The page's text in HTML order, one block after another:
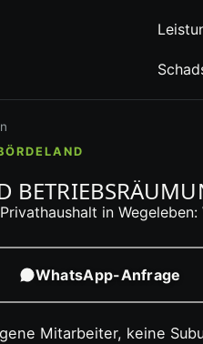
in
WhatsApp-Anfrage
Mitarbeiter, keine